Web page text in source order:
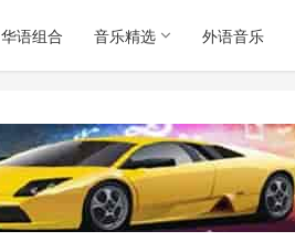
华语组合 音乐精选 外语音乐